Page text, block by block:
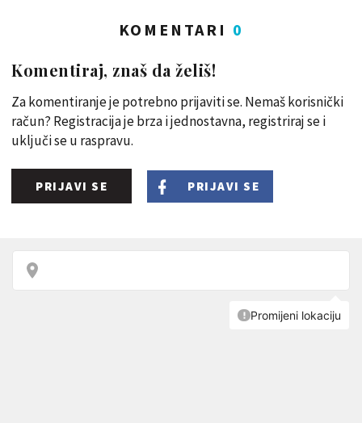
KOMENTARI 0
Komentiraj, znaš da želiš!
Za komentiranje je potrebno prijaviti se. Nemaš korisnički
račun? Registracija je brza i jednostavna, registriraj se i
uključi se u raspravu.
PRIJAVI SE PRIJAVI SE